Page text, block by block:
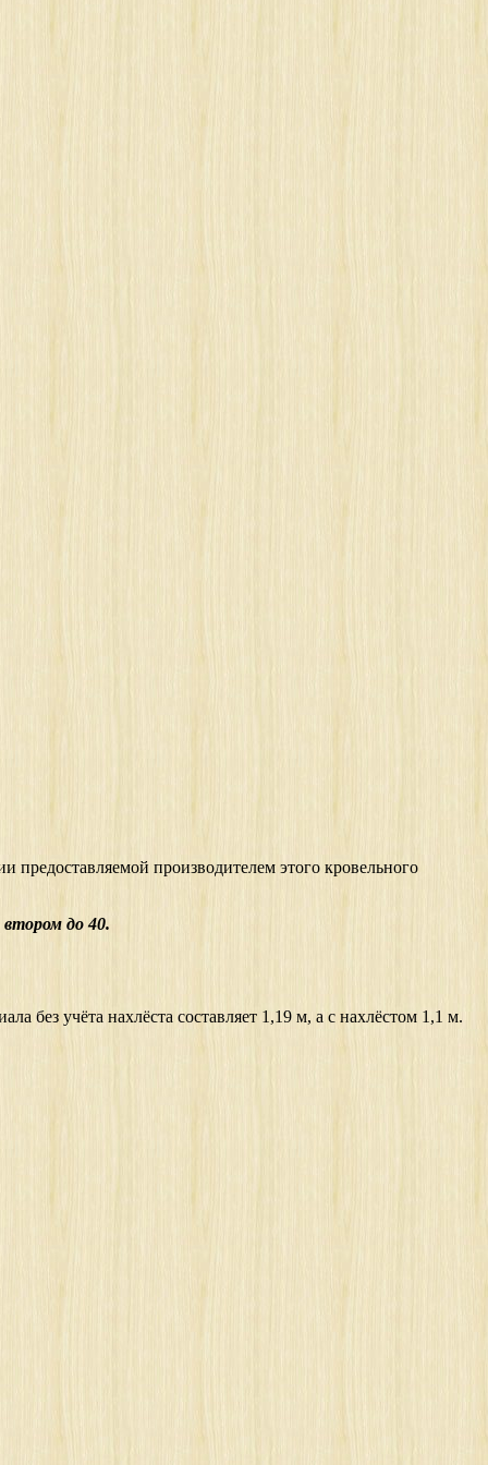
производителем этого кровельного
до 40.
без учёта нахлёста составляет 1,19 м, а с нахлёстом 1,1 м.